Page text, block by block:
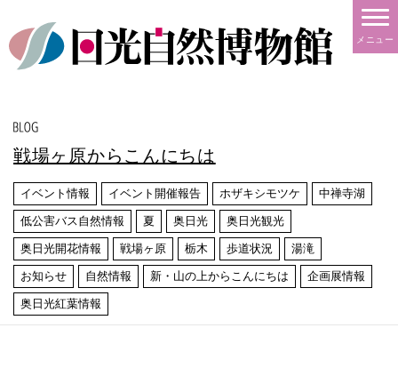
メニュー
戦場ヶ原からこんにちは
イベント情報 イベント開催報告 ホザキシモツケ 中禅寺湖
低公害バス自然情報 夏 奥日光 奥日光観光
奥日光開花情報 戦場ヶ原 栃木 歩道状況 湯滝
お知らせ 自然情報 新・山の上からこんにちは 企画展情報
奥日光紅葉情報